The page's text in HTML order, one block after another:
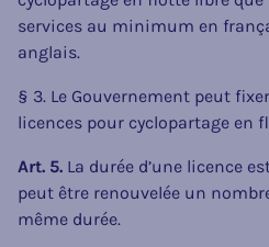
services au minimum en
anglais.
§ 3. Le Gouvernement peut
licences pour cyclopartage en
Art. 5. La durée d’une licence
peut être renouvelée un
même durée.